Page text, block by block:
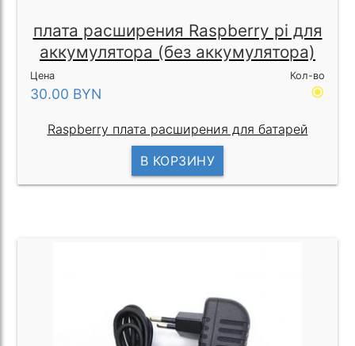
плата расширения Raspberry pi для
аккумулятора (без аккумулятора)
Цена
30.00 BYN
Кол-во
radio_button_checked
Raspberry плата расширения для батарей
В КОРЗИНУ